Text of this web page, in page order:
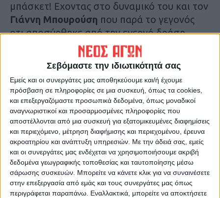
Σεβόμαστε την ιδιωτικότητά σας
Εμείς και οι συνεργάτες μας αποθηκεύουμε και/ή έχουμε
πρόσβαση σε πληροφορίες σε μια συσκευή, όπως τα cookies,
και επεξεργαζόμαστε προσωπικά δεδομένα, όπως μοναδικοί
αναγνωριστικοί και προσαρμοσμένες πληροφορίες που
αποστέλλονται από μια συσκευή για εξατομικευμένες διαφημίσεις
και περιεχόμενο, μέτρηση διαφήμισης και περιεχομένου, έρευνα
ακροατηρίου και ανάπτυξη υπηρεσιών. Με την άδειά σας, εμείς
και οι συνεργάτες μας ενδέχεται να χρησιμοποιήσουμε ακριβή
δεδομένα γεωγραφικής τοποθεσίας και ταυτοποίησης μέσω
σάρωσης συσκευών. Μπορείτε να κάνετε κλικ για να συναινέσετε
στην επεξεργασία από εμάς και τους συνεργάτες μας όπως
περιγράφεται παραπάνω. Εναλλακτικά, μπορείτε να αποκτήσετε
μπάσκετ! Εχοντας στο δυναμικό του και τον
Γιάννη Μπουρούση που παρά το γεγονός
οτι αποσύρθηκε από την ενεργό δράση
επέστρεψε να βοηθήσει την ομάδα της
πόλης του να φθάσει εκεί που δεν έφθασε
Ο ίδιος στις συνεντεύξεις του δήλωνε πως
ένας από τους λόγους που μπήκε στη
διαδικασία να φορέσει και πάλι την
αθλητική περιβολή και να παίξει, πέρα από
τη σοβαρή προσπάθεια της διοίκησης, ήταν
η κατασκευή και παράδοση του νέου
κλειστού γυμναστηρίου. Από μόνος του ο
χώρος προσέλκυσε χιλιάδες Καρδιτσιώτες.